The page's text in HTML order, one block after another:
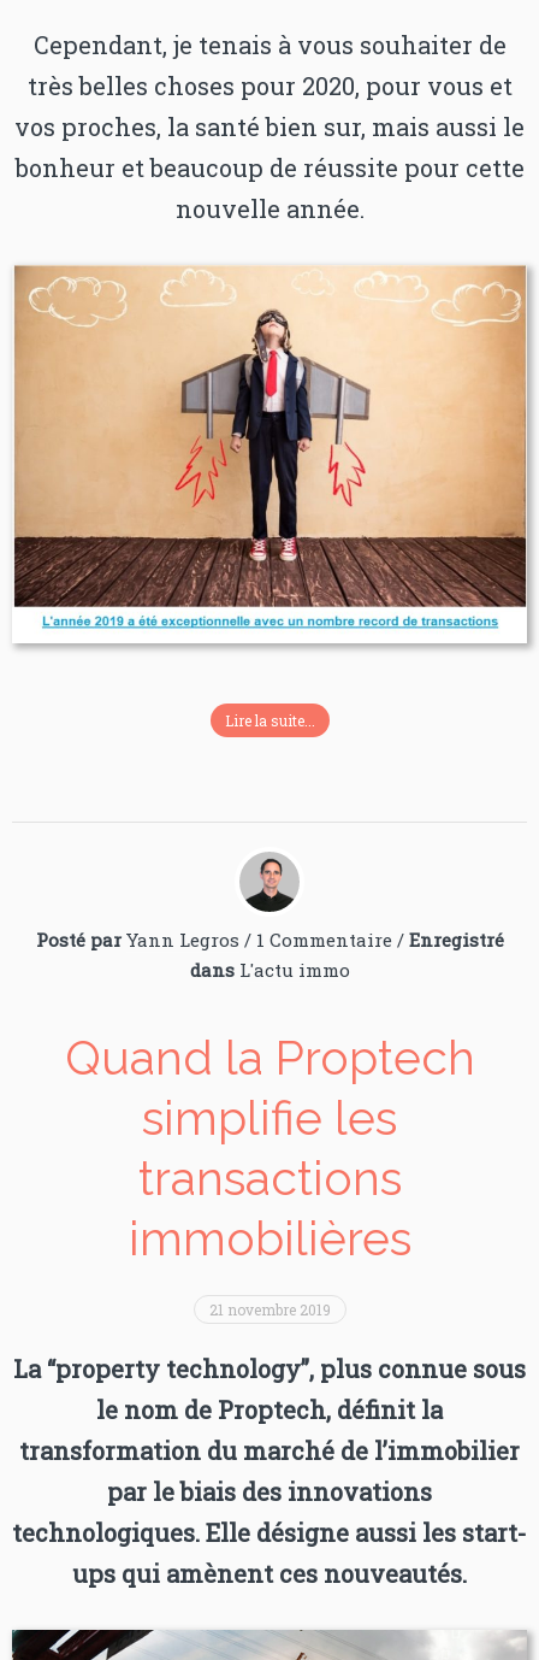
Cependant, je tenais à vous souhaiter de
très belles choses pour 2020, pour vous et
vos proches, la santé bien sur, mais aussi le
bonheur et beaucoup de réussite pour cette
nouvelle année.
Lire la suite...
Posté par Yann Legros / 1 Commentaire / Enregistré
dans L'actu immo
Quand la Proptech
simplifie les
transactions
immobilières
21 novembre 2019
La “property technology”, plus connue sous
le nom de Proptech, définit la
transformation du marché de l’immobilier
par le biais des innovations
technologiques. Elle désigne aussi les start-
ups qui amènent ces nouveautés.